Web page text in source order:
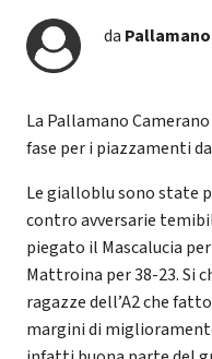
da
La Pallamano
fase per i piazzamenti
Le gialloblu sono state
contro avversarie
piegato il Mascalucia
Mattroina per 38-23. Si
ragazze dell’A2 che
margini di